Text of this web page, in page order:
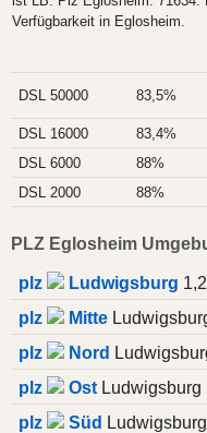
Verfügbarkeit in Eglosheim.
DSL 50000 83,5%
DSL 16000
83,4%
DSL 6000
88%
DSL 2000
88%
PLZ Eglosheim
plz Ludwigsburg
plz
Mitte
plz
Nord
plz
Ost Ludwigsburg
plz
Süd